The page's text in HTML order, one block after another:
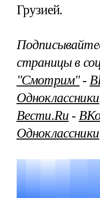
Грузией.
страницы в
"Смотрим"‐
Одноклассники
Вести.Ru ‐
Одноклассники